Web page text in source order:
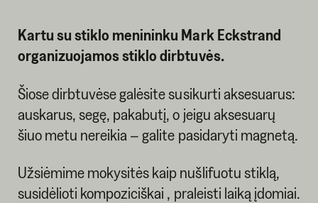
Kartu su stiklo menininku Mark Eckstrand
organizuojamos stiklo dirbtuvės.
Šiose dirbtuvėse galėsite susikurti aksesuarus:
auskarus, segę, pakabutį, o jeigu aksesuarų
šiuo metu nereikia – galite pasidaryti magnetą.
Užsiėmime mokysitės kaip nušlifuotu stiklą,
susidėlioti kompoziciškai , praleisti laiką įdomiai.